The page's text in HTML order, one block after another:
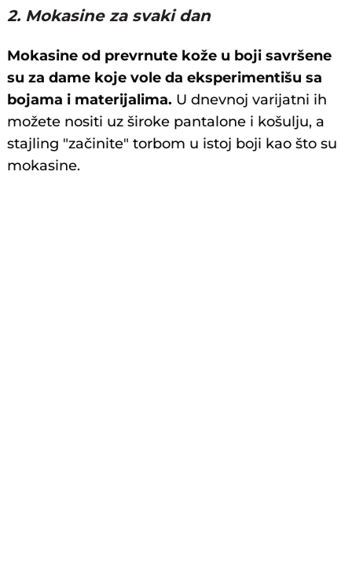
2. Mokasine za svaki dan
Mokasine od prevrnute kože u boji savršene
su za dame koje vole da eksperimentišu sa
bojama i materijalima. U dnevnoj varijatni ih
možete nositi uz široke pantalone i košulju, a
stajling "začinite" torbom u istoj boji kao što su
mokasine.